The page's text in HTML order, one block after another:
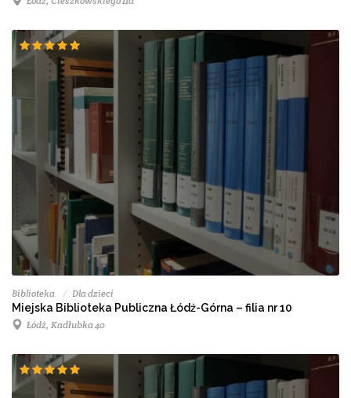
Biblioteka Dla dzieci
Miejska Biblioteka Publiczna Łódź-Górna – filia nr 10
Łódź, Kadłubka 40